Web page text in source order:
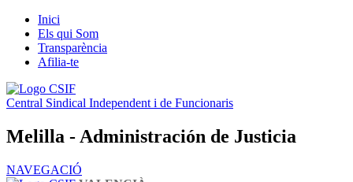
Inici
Els qui Som
Transparència
Afilia-te
Central Sindical Independent i de Funcionaris
Melilla - Administración de Justicia
NAVEGACIÓ